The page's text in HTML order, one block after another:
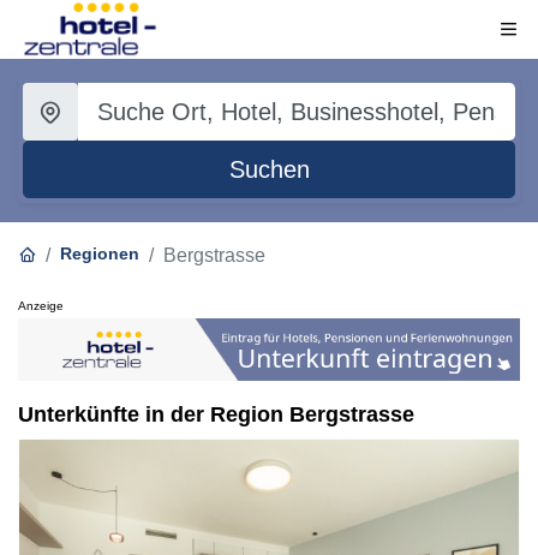
Suchen
Regionen Bergstrasse
Anzeige
Unterkünfte in der Region Bergstrasse